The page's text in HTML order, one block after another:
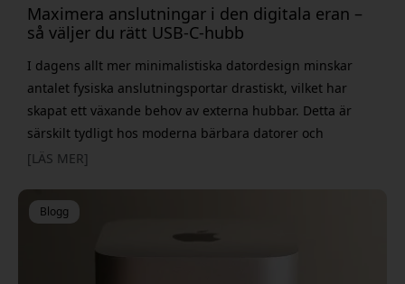
Maximera anslutningar i den digitala eran –
så väljer du rätt USB-C-hubb
I dagens allt mer minimalistiska datordesign minskar
antalet fysiska anslutningsportar drastiskt, vilket har
skapat ett växande behov av externa hubbar. Detta är
särskilt tydligt hos moderna bärbara datorer och
surfplattor som ofta levereras med enbart ett fåtal USB-
och teknikentusiaster har denna utveckling gjort hubbar
till ett nödvändigt verktyg för att hantera alla digitala
[LÄS MER]
Blogg